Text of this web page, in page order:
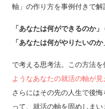
軸」の作り方を事例付きで
「あなたは何ができるのか
「あなたは何がやりたいの
で考える思考法。この方法を
ようなあなたの就活の軸が見
さらにはその先の人生で後
って、就活の軸を固めしまい